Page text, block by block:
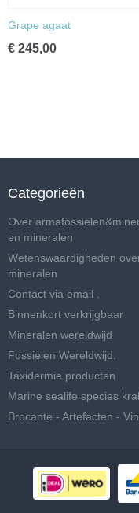
Grape agaat
€ 245,00
Categorieën
Over
en mineralen
Wetenswaardigheden
mineralen
Contact via email .
Binnenkort verkrijgbaar
Mineralen wereldwijd
Fossielen Wereldwijd.
Taxidermie producten
Marine sealife species
Brocante - Artefacten -